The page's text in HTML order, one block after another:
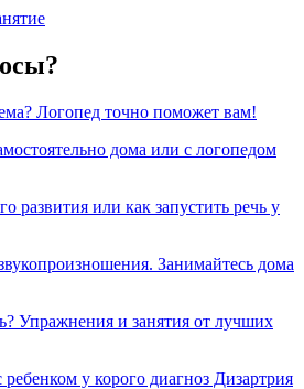
Логопед точно поможет вам!
дома или с логопедом
развития или как запустить речь у
Занимайтесь дома
Упражнения и занятия от лучших
у корого диагноз Дизартрия